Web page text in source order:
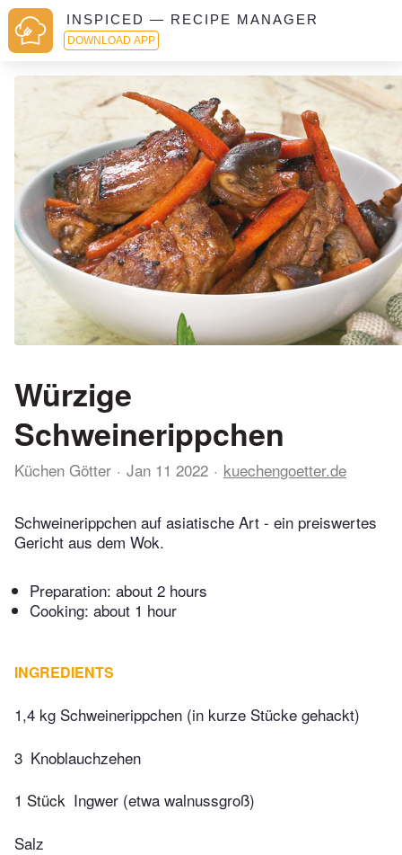
INSPICED — RECIPE MANAGER
DOWNLOAD APP
Würzige
Schweinerippchen
Küchen Götter Jan 11 2022 kuechengoetter.de
Schweinerippchen auf asiatische Art - ein preiswertes
Gericht aus dem Wok.
Preparation: about 2 hours
Cooking: about 1 hour
INGREDIENTS
1,4 kg Schweinerippchen (in kurze Stücke gehackt)
3 Knoblauchzehen
1 Stück Ingwer (etwa walnussgroß)
Salz